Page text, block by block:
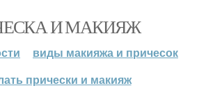
И МАКИЯЖ
виды макияжа и причесок
прически и макияж